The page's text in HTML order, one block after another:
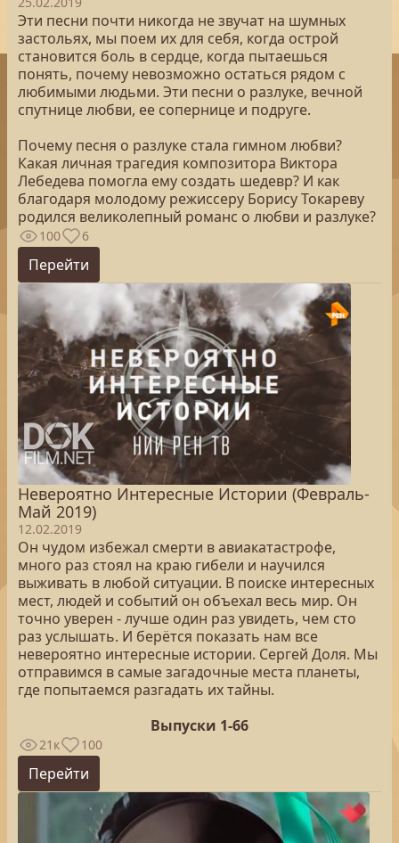
Эти песни почти никогда не звучат на шумных
застольях, мы поем их для себя, когда острой
становится боль в сердце, когда пытаешься
понять, почему невозможно остаться рядом с
любимыми людьми. Эти песни о разлуке, вечной
спутнице любви, ее сопернице и подруге.
Почему песня о разлуке стала гимном любви?
Какая личная трагедия композитора Виктора
Лебедева помогла ему создать шедевр? И как
благодаря молодому режиссеру Борису Токареву
родился великолепный романс о любви и разлуке?
100 6
Перейти
Невероятно Интересные Истории (Февраль-
Май 2019)
12.02.2019
Он чудом избежал смерти в авиакатастрофе,
много раз стоял на краю гибели и научился
выживать в любой ситуации. В поиске интересных
мест, людей и событий он объехал весь мир. Он
точно уверен - лучше один раз увидеть, чем сто
раз услышать. И берётся показать нам все
невероятно интересные истории. Сергей Доля. Мы
отправимся в самые загадочные места планеты,
где попытаемся разгадать их тайны.
Выпуски 1-66
21к 100
Перейти